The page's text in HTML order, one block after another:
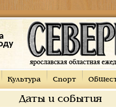
Культура Спорт
Даты и события